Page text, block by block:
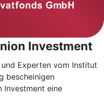
Investment
Experten vom Institut
bescheinigen
Investment eine